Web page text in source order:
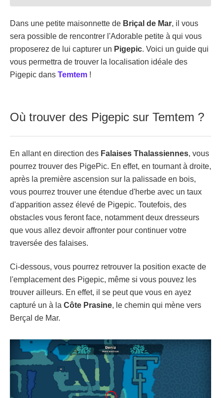
Dans une petite maisonnette de Briçal de Mar, il vous
sera possible de rencontrer l'Adorable petite à qui vous
proposerez de lui capturer un Pigepic. Voici un guide qui
vous permettra de trouver la localisation idéale des
Pigepic dans Temtem !
Où trouver des Pigepic sur Temtem ?
En allant en direction des Falaises Thalassiennes, vous
pourrez trouver des PigePic. En effet, en tournant à droite,
après la première ascension sur la palissade en bois,
vous pourrez trouver une étendue d'herbe avec un taux
d'apparition assez élevé de Pigepic. Toutefois, des
obstacles vous feront face, notamment deux dresseurs
que vous allez devoir affronter pour continuer votre
traversée des falaises.
Ci-dessous, vous pourrez retrouver la position exacte de
l'emplacement des Pigepic, même si vous pouvez les
trouver ailleurs. En effet, il se peut que vous en ayez
capturé un à la Côte Prasine, le chemin qui mène vers
Berçal de Mar.